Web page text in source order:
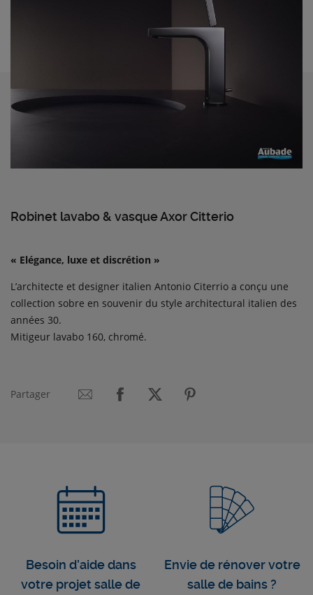
Robinet lavabo & vasque Axor Citterio
« Elégance, luxe et discrétion »
L’architecte et designer italien Antonio Citerrio a conçu une
collection sobre en souvenir du style architectural italien des
années 30.
Mitigeur lavabo 160, chromé.
Partager
Besoin d’aide dans
votre projet salle de
Envie de rénover votre
salle de bains ?